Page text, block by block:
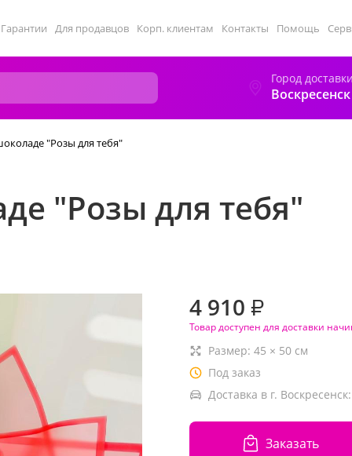
Гарантии Для продавцов Корп. клиентам Контакты Помощь
Город доставки
Воскресенск
"Розы для тебя"
"Розы для тебя"
4 910 ₽
Товар доступен для доставки
Размер: 45 × 50 см
Под заказ
Доставка в г. Воскресенск:
Заказать